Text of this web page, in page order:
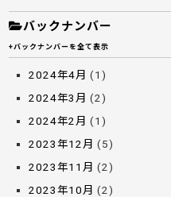
バックナンバー
+バックナンバーを全て表示
2024年4月 (1)
2024年3月 (2)
2024年2月 (1)
2023年12月 (5)
2023年11月 (2)
2023年10月 (2)